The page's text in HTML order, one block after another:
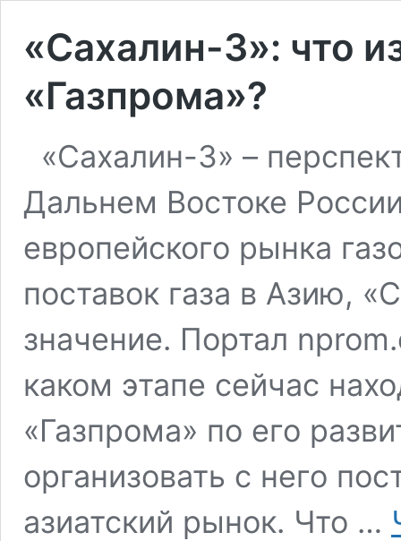
«Сахалин-3»: что
«Газпрома»?
«Сахалин-3» –
Дальнем Востоке
европейского рынка
поставок газа в Азию,
значение. Портал
каком этапе сейчас
«Газпрома» по его
организовать с него
азиатский рынок. Что …